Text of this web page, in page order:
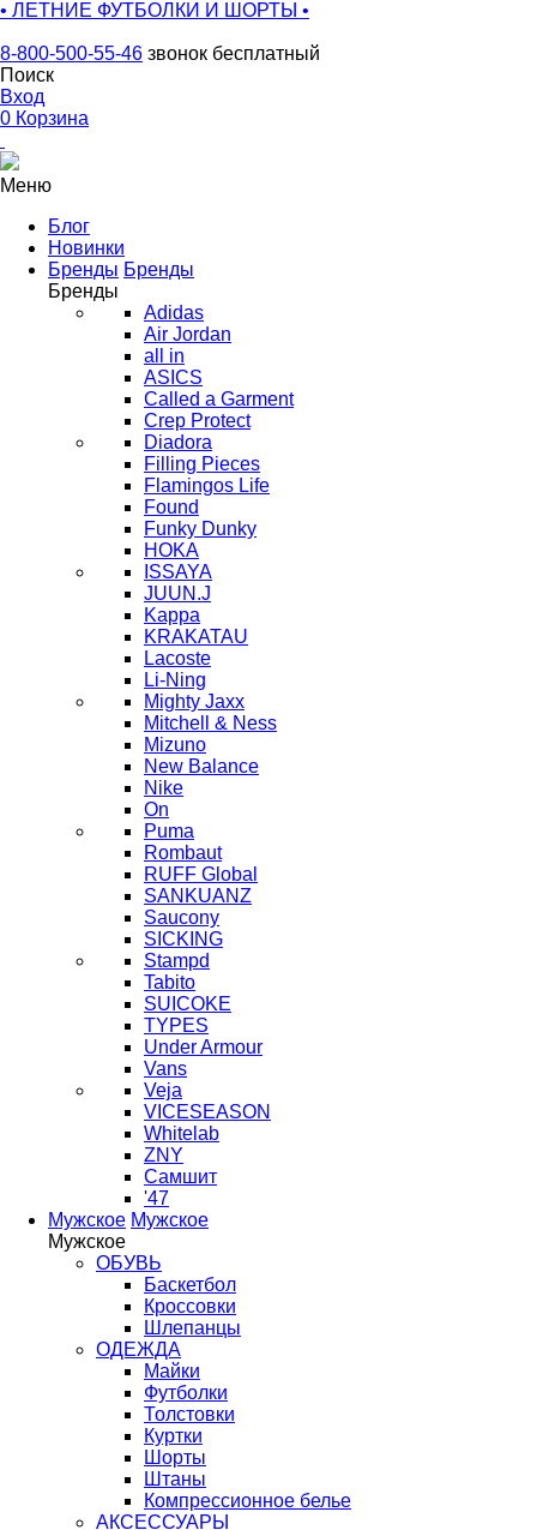
• ЛЕТНИЕ ФУТБОЛКИ И ШОРТЫ •
8-800-500-55-46 звонок бесплатный
Поиск
Вход
0 Корзина
Меню
Блог
Новинки
Бренды Бренды
Бренды
Adidas
Air Jordan
all in
ASICS
Called a Garment
Crep Protect
Diadora
Filling Pieces
Flamingos Life
Found
Funky Dunky
HOKA
ISSAYA
JUUN.J
Kappa
KRAKATAU
Lacoste
Li-Ning
Mighty Jaxx
Mitchell & Ness
Mizuno
New Balance
Nike
On
Puma
Rombaut
RUFF Global
SANKUANZ
Saucony
SICKING
Stampd
Tabito
SUICOKE
TYPES
Under Armour
Vans
Veja
VICESEASON
Whitelab
ZNY
Самшит
'47
Мужское Мужское
Мужское
ОБУВЬ
Баскетбол
Кроссовки
Шлепанцы
ОДЕЖДА
Майки
Футболки
Толстовки
Куртки
Шорты
Штаны
Компрессионное белье
АКСЕССУАРЫ